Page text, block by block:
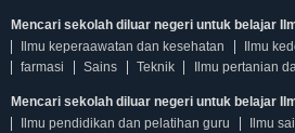
Mencari sekolah diluar negeri untuk belajar
Ilmu keperaawatan dan kesehatan
Ilmu
farmasi
Sains Teknik Ilmu pertanian
Mencari sekolah diluar negeri untuk belajar
Ilmu pendidikan dan pelatihan guru
Ilmu